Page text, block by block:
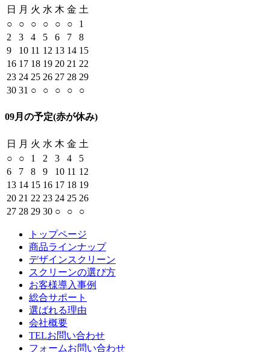
日 月 火 水 木 金 土
○
○ ○ ○ ○ ○
1
2
3 4 5 6 7
8
9
10 11 12 13 14 15
16 17 18 19 20 21 22
23 24 25 26 27 28 29
30 31 ○ ○ ○ ○ ○
09月の予定(赤が休み)
日 月 火 水 木 金 土
○
○ 1 2 3 4
5
6
7 8 9 10 11 12
13 14 15 16 17 18 19
20 21 22 23 24 25 26
27 28 29 30 ○ ○ ○
トップページ
商品ラインナップ
デザインスクリーン
スクリーンの選び方
お客様導入事例
総合サポート
選ばれる理由
会社概要
TELお問い合わせ
フォームお問い合わせ